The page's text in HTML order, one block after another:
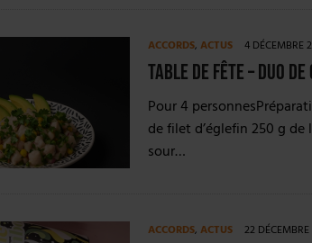
ACCORDS, ACTUS 4 DÉCEMBRE
Table de fête – Duo
Pour 4
de filet d’églefin 250 g
sour…
ACCORDS, ACTUS 22 DÉCEMBRE